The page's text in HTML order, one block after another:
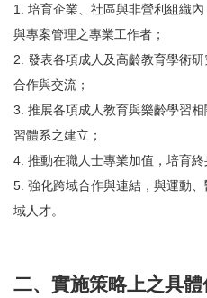
1. 培育企業、社區與非營利組織
與專案管理之專業工作者；
2. 發表各項成人及高齡教育學術
合作與交流；
3. 推展各項成人教育與樂齡學習
習體系之建立；
4. 推動在職人士專業加值，培育
5. 強化跨域合作與連結，與運動
域人才。
二、實施策略上之具體